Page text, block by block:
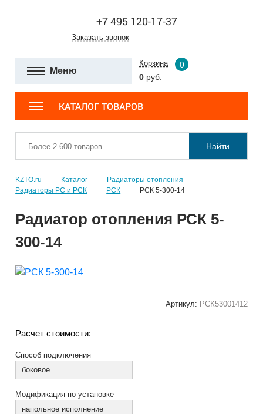
+7 495 120-17-37
Заказать звонок
Меню
Корзина
0
0 руб.
КАТАЛОГ ТОВАРОВ
Найти
KZTO.ru Каталог
Радиаторы отопления
Радиаторы РС и РСК
РСК РСК 5-300-14
Радиатор отопления РСК 5-
300-14
Артикул: РСК53001412
Расчет стоимости:
Способ подключения
боковое
Модификация по установке
напольное исполнение